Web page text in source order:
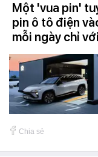
Một 'vua pin'
pin ô tô điện
mỗi ngày chỉ
Chia sẻ